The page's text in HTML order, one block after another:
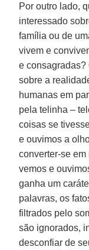
Por outro lado,
interessado
família ou de
vivem e
e consagradas?
sobre a
humanas em
pela telinha –
coisas se
e ouvimos a
converter-se
vemos e
ganha um
palavras, os
filtrados pelo
são ignorados,
desconfiar de